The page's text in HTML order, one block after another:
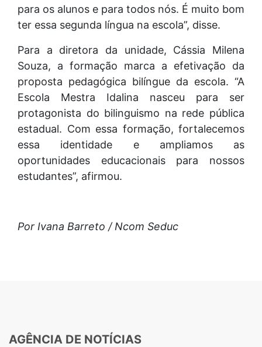
para os alunos e para todos nós. É muito bom
ter essa segunda língua na escola”, disse.
Para a diretora da unidade, Cássia Milena
Souza, a formação marca a efetivação da
proposta pedagógica bilíngue da escola. “A
Escola Mestra Idalina nasceu para ser
protagonista do bilinguismo na rede pública
estadual. Com essa formação, fortalecemos
essa identidade e ampliamos as
oportunidades educacionais para nossos
estudantes”, afirmou.
Por Ivana Barreto / Ncom Seduc
AGÊNCIA DE NOTÍCIAS